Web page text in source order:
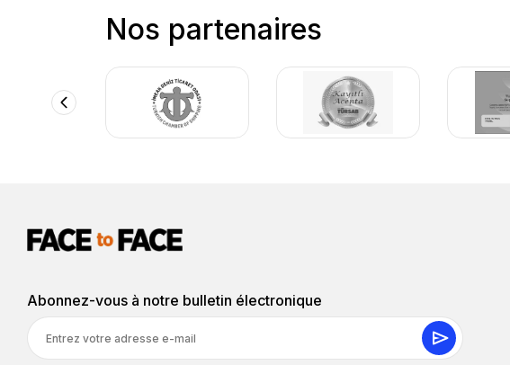
Nos partenaires
Abonnez-vous à notre bulletin électronique